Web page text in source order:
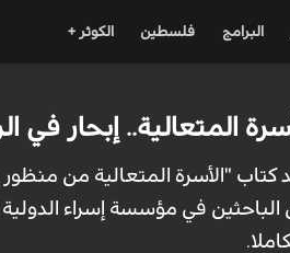
البرامج فلسطين الكوثر +
المتعالية.. إبحار في
كتاب "الأسرة المتعالية من
في مؤسسة إسراء الدولية